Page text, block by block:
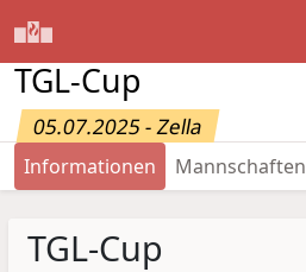
TGL-Cup
05.07.2025 - Zella
Informationen Mannschaften
TGL-Cup